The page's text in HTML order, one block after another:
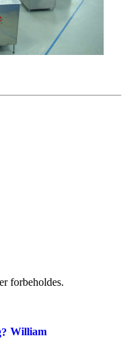
forbeholdes.
William